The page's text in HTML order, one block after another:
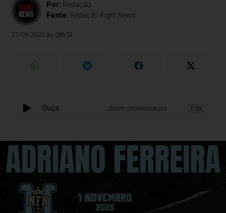
Por: Redação
Fonte: Redação Fight News
27/09/2025 às 08h53
Ouça: Jovem promessa prepara-se para o Nazaré
1.0x